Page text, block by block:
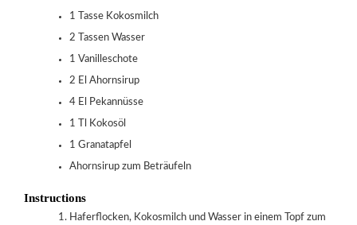
1 Tasse Kokosmilch
2 Tassen Wasser
1 Vanilleschote
2 El Ahornsirup
4 El Pekannüsse
1 Tl Kokosöl
1 Granatapfel
Ahornsirup zum Beträufeln
Instructions
Haferflocken, Kokosmilch und Wasser in einem Topf zum